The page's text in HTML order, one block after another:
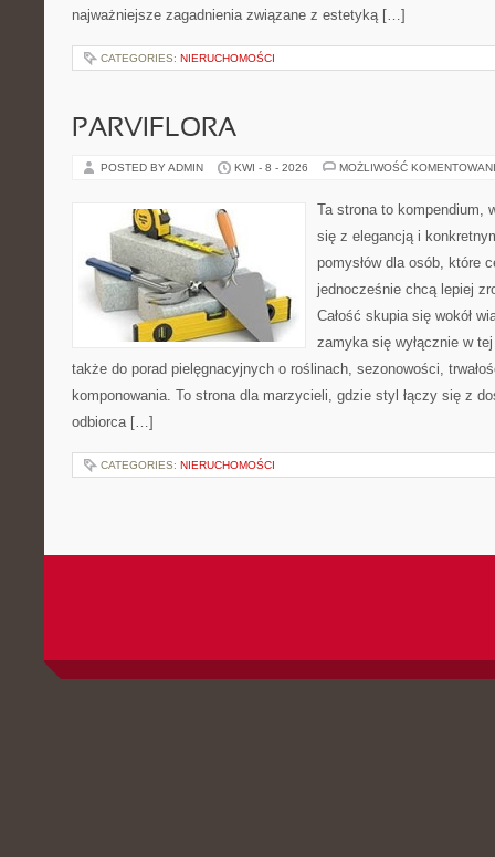
najważniejsze zagadnienia związane z estetyką […]
CATEGORIES: NIERUCHOMOŚCI
PARVIFLORA
POSTED BY ADMIN KWI - 8 - 2026 MOŻLIWOŚĆ
Ta strona to kompendium,
się z elegancją i
pomysłów dla osób, które
jednocześnie chcą lepiej
Całość skupia się wokół
zamyka się wyłącznie w
także do porad pielęgnacyjnych o roślinach, sezonowości,
komponowania. To strona dla marzycieli, gdzie styl łączy się z
odbiorca […]
CATEGORIES: NIERUCHOMOŚCI